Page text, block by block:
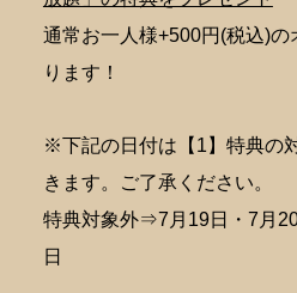
通常お一人様+500円(税込)
ります！
※下記の日付は【1】特典の
きます。ご了承ください。
特典対象外⇒7月19日・7月
日